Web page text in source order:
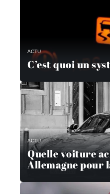
ACTU
C’est quoi un
ACTU
Quelle voiture
Allemagne pour